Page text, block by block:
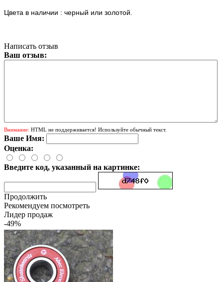
Цвета в наличии : черный или золотой.
Написать отзыв
Ваш отзыв:
Внимание: HTML не поддерживается! Используйте обычный текст.
Ваше Имя:
Оценка:
Введите код, указанный на картинке:
Продолжить
Рекомендуем посмотреть
Лидер продаж
-49%